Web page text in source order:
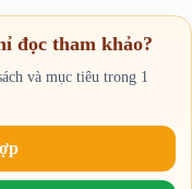
đọc tham khảo?
và mục tiêu trong 1